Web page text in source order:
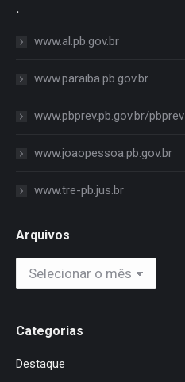
.
www.al.pb.gov.br
www.paraiba.pb.gov.br
www.pbprev.pb.gov.br/pbprev
www.joaopessoa.pb.gov.br
www.tre-pb.jus.br
Arquivos
Arquivos
Categorias
Destaque